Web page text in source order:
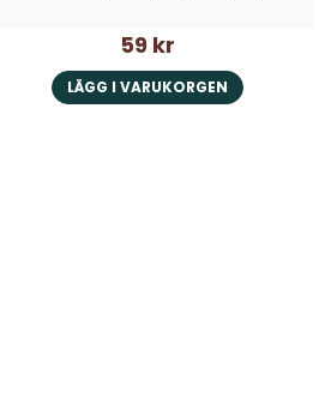
59 kr
LÄGG I VARUKORGEN